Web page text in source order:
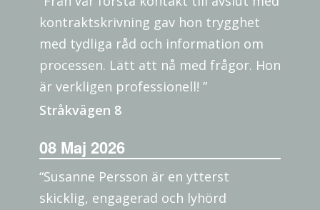
kontraktskrivning gav hon trygghet
med tydliga råd och information om
processen. Lätt att nå med frågor. Hon
är verkligen professionell! ”
Stråkvägen 8
08 Maj 2026
“Susanne Persson är en ytterst
skicklig, engagerad och lyhörd